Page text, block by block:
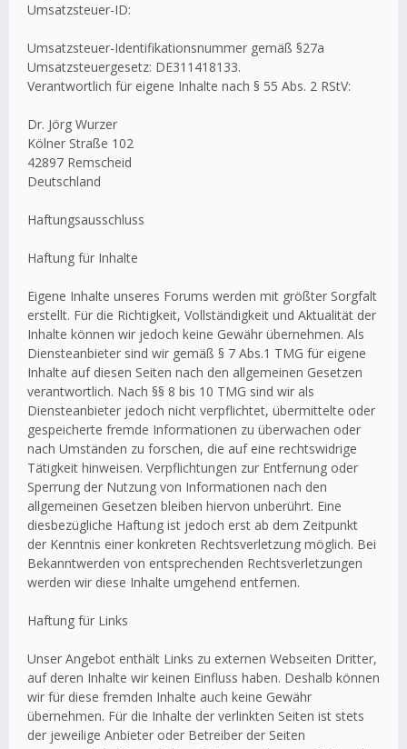
Umsatzsteuer-ID:
Umsatzsteuer-Identifikationsnummer gemäß §27a
Umsatzsteuergesetz: DE311418133.
Verantwortlich für eigene Inhalte nach § 55 Abs. 2 RStV:
Dr. Jörg Wurzer
Kölner Straße 102
42897 Remscheid
Deutschland
Haftungsausschluss
Haftung für Inhalte
Eigene Inhalte unseres Forums werden mit größter Sorgfalt
erstellt. Für die Richtigkeit, Vollständigkeit und Aktualität der
Inhalte können wir jedoch keine Gewähr übernehmen. Als
Diensteanbieter sind wir gemäß § 7 Abs.1 TMG für eigene
Inhalte auf diesen Seiten nach den allgemeinen Gesetzen
verantwortlich. Nach §§ 8 bis 10 TMG sind wir als
Diensteanbieter jedoch nicht verpflichtet, übermittelte oder
gespeicherte fremde Informationen zu überwachen oder
nach Umständen zu forschen, die auf eine rechtswidrige
Tätigkeit hinweisen. Verpflichtungen zur Entfernung oder
Sperrung der Nutzung von Informationen nach den
allgemeinen Gesetzen bleiben hiervon unberührt. Eine
diesbezügliche Haftung ist jedoch erst ab dem Zeitpunkt
der Kenntnis einer konkreten Rechtsverletzung möglich. Bei
Bekanntwerden von entsprechenden Rechtsverletzungen
werden wir diese Inhalte umgehend entfernen.
Haftung für Links
Unser Angebot enthält Links zu externen Webseiten Dritter,
auf deren Inhalte wir keinen Einfluss haben. Deshalb können
wir für diese fremden Inhalte auch keine Gewähr
übernehmen. Für die Inhalte der verlinkten Seiten ist stets
der jeweilige Anbieter oder Betreiber der Seiten